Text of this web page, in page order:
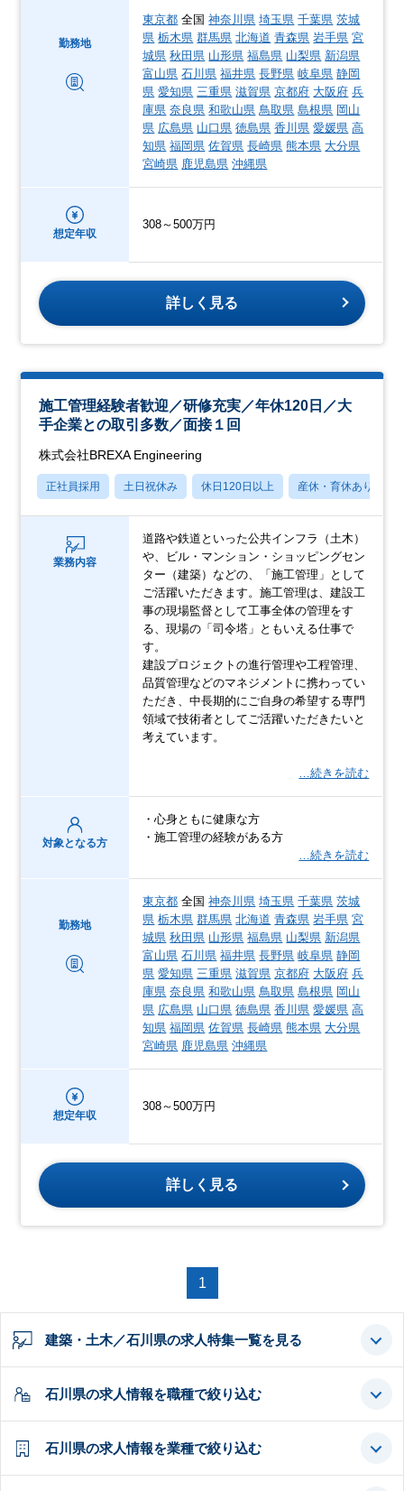
勤務地
東京都 全国神奈川県 埼玉県 千葉県 茨城
県 栃木県 群馬県 北海道 青森県 岩手県 宮
城県 秋田県 山形県 福島県 山梨県 新潟県
富山県 石川県 福井県 長野県 岐阜県 静岡
県 愛知県 三重県 滋賀県 京都府 大阪府 兵
庫県 奈良県 和歌山県 鳥取県 島根県 岡山
県 広島県 山口県 徳島県 香川県 愛媛県 高
知県 福岡県 佐賀県 長崎県 熊本県 大分県
宮崎県 鹿児島県 沖縄県
想定年収
308～500万円
詳しく見る
施工管理経験者歓迎／研修充実／年休120日／大
手企業との取引多数／面接１回
株式会社BREXA Engineering
正社員採用 土日祝休み 休日120日以上 産休・育休あり
業務内容
道路や鉄道といった公共インフラ（土木）
や、ビル・マンション・ショッピングセン
ター（建築）などの、「施工管理」として
ご活躍いただきます。施工管理は、建設工
事の現場監督として工事全体の管理をす
る、現場の「司令塔」ともいえる仕事で
す。
建設プロジェクトの進行管理や工程管理、
品質管理などのマネジメントに携わってい
ただき、中長期的にご自身の希望する専門
領域で技術者としてご活躍いただきたいと
考えています。
…続きを読む
対象となる方
・心身ともに健康な方
・施工管理の経験がある方
…続きを読む
勤務地
東京都 全国神奈川県 埼玉県 千葉県 茨城
県 栃木県 群馬県 北海道 青森県 岩手県 宮
城県 秋田県 山形県 福島県 山梨県 新潟県
富山県 石川県 福井県 長野県 岐阜県 静岡
県 愛知県 三重県 滋賀県 京都府 大阪府 兵
庫県 奈良県 和歌山県 鳥取県 島根県 岡山
県 広島県 山口県 徳島県 香川県 愛媛県 高
知県 福岡県 佐賀県 長崎県 熊本県 大分県
宮崎県 鹿児島県 沖縄県
想定年収
308～500万円
詳しく見る
1
建築・土木／石川県の求人特集一覧を見る
石川県の求人情報を職種で絞り込む
石川県の求人情報を業種で絞り込む